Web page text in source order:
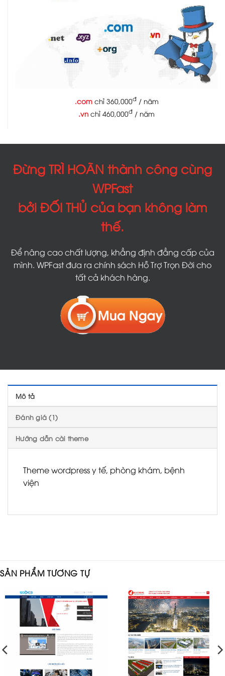
.comchỉ 360,000đ/ năm
.vn chỉ 460,000đ / năm
Đừng TRÌ HOÃN thành công cùng
WPFast
bởi ĐỐI THỦ của bạn không làm
thế.
Để nâng cao chất lượng, khẳng định đẳng cấp của
mình. WPFast đưa ra chính sách Hỗ Trợ Trọn Đời cho
tất cả khách hàng.
Mô tả
Đánh giá (1)
Hướng dẫn cài theme
Theme wordpress y tế, phòng khám, bệnh
viện
SẢN PHẨM TƯƠNG TỰ